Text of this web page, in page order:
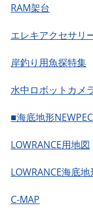
RAM架台
エレキアクセサリ
岸釣り用魚探特集
水中ロボットカメ
■海底地形NEWPEC
LOWRANCE用地図
LOWRANCE海底地
C-MAP